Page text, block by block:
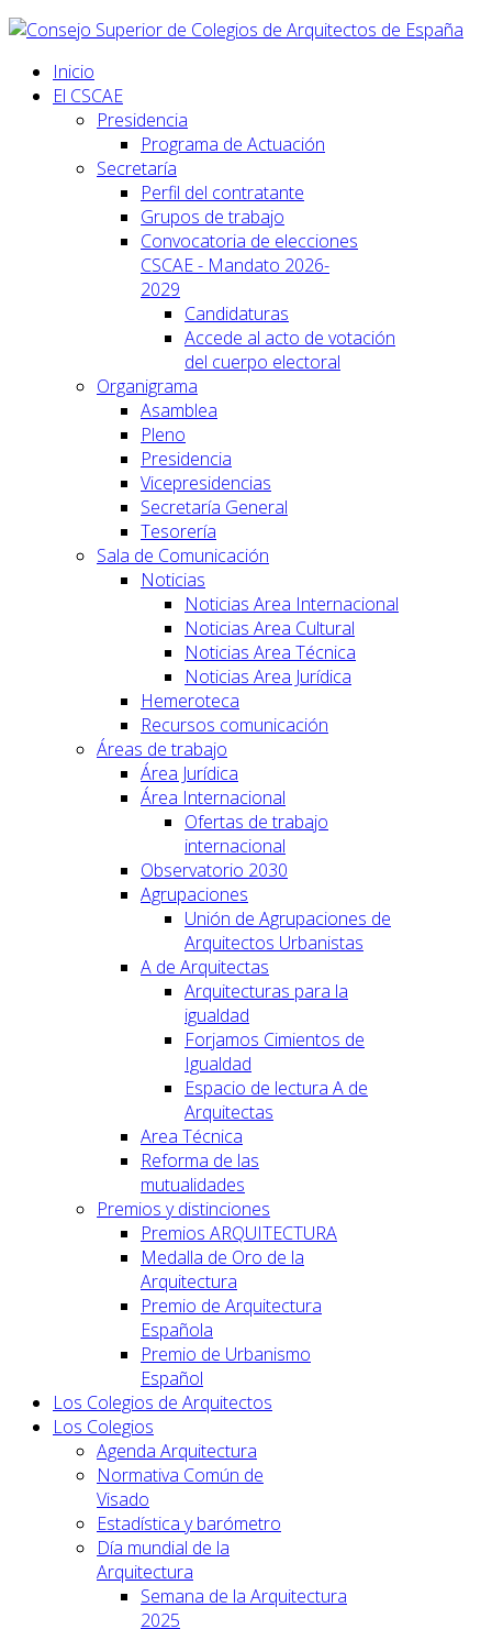
Inicio
El CSCAE
Presidencia
Programa de Actuación
Secretaría
Perfil del contratante
Grupos de trabajo
Convocatoria de elecciones
CSCAE - Mandato 2026-
2029
Candidaturas
Accede al acto de votación
del cuerpo electoral
Organigrama
Asamblea
Pleno
Presidencia
Vicepresidencias
Secretaría General
Tesorería
Sala de Comunicación
Noticias
Noticias Area Internacional
Noticias Area Cultural
Noticias Area Técnica
Noticias Area Jurídica
Hemeroteca
Recursos comunicación
Áreas de trabajo
Área Jurídica
Área Internacional
Ofertas de trabajo
internacional
Observatorio 2030
Agrupaciones
Unión de Agrupaciones de
Arquitectos Urbanistas
A de Arquitectas
Arquitecturas para la
igualdad
Forjamos Cimientos de
Igualdad
Espacio de lectura A de
Arquitectas
Area Técnica
Reforma de las
mutualidades
Premios y distinciones
Premios ARQUITECTURA
Medalla de Oro de la
Arquitectura
Premio de Arquitectura
Española
Premio de Urbanismo
Español
Los Colegios de Arquitectos
Los Colegios
Agenda Arquitectura
Normativa Común de
Visado
Estadística y barómetro
Día mundial de la
Arquitectura
Semana de la Arquitectura
2025